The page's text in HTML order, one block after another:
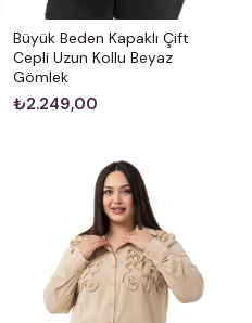
Büyük Beden Kapaklı Çift
Cepli Uzun Kollu Beyaz
Gömlek
₺2.249,00